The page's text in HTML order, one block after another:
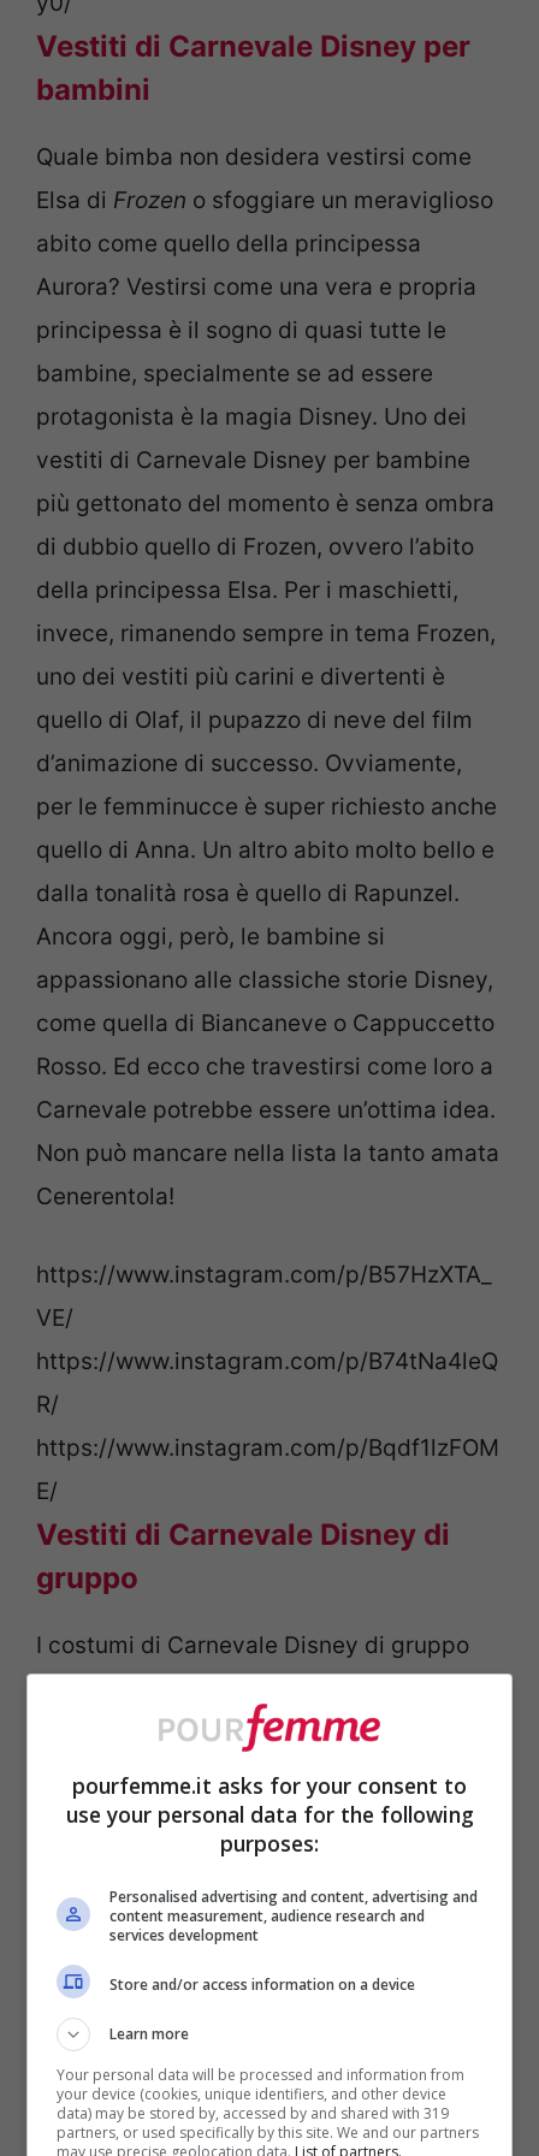
Vestiti di Carnevale Disney per
bambini
Quale bimba non desidera vestirsi come
Elsa di Frozen o sfoggiare un meraviglioso
abito come quello della principessa
Aurora? Vestirsi come una vera e propria
principessa è il sogno di quasi tutte le
bambine, specialmente se ad essere
protagonista è la magia Disney. Uno dei
vestiti di Carnevale Disney per bambine
più gettonato del momento è senza ombra
di dubbio quello di Frozen, ovvero l’abito
della principessa Elsa. Per i maschietti,
invece, rimanendo sempre in tema Frozen,
uno dei vestiti più carini e divertenti è
quello di Olaf, il pupazzo di neve del film
d’animazione di successo. Ovviamente,
per le femminucce è super richiesto anche
quello di Anna. Un altro abito molto bello e
dalla tonalità rosa è quello di Rapunzel.
Ancora oggi, però, le bambine si
appassionano alle classiche storie Disney,
come quella di Biancaneve o Cappuccetto
Rosso. Ed ecco che travestirsi come loro a
Carnevale potrebbe essere un’ottima idea.
Non può mancare nella lista la tanto amata
Cenerentola!
https://www.instagram.com/p/B57HzXTA_
VE/
https://www.instagram.com/p/B74tNa4leQ
R/
https://www.instagram.com/p/Bqdf1lzFOM
E/
Vestiti di Carnevale Disney di
gruppo
I costumi di Carnevale Disney di gruppo
soprattutto, molto scenografica. Quindi, se
insieme ai vostri amici siete alla ricerca del
gruppo perfetto, noi abbiamo ben pensato
di raccogliere delle idee per voi!
Potreste interpretare alcune principesse
accompagnate dai loro principi, quindi
optare per i classici abiti come quello di
Cenerentola, Biancaneve, Aurora e Bella.
Se volete cambiare genere, allora potreste
pourfemme.it asks for your consent to
use your personal data for the following
purposes:
Personalised advertising and content, advertising and
content measurement, audience research and
services development
Store and/or access information on a device
Learn more
Your personal data will be processed and information from
your device (cookies, unique identifiers, and other device
data) may be stored by, accessed by and shared with 319
partners, or used specifically by this site. We and our partners
may use precise geolocation data. List of partners.